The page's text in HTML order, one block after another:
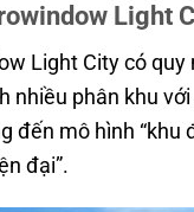
Light
Light City có quy
nhiều phân khu
đến mô hình “khu
đại”.